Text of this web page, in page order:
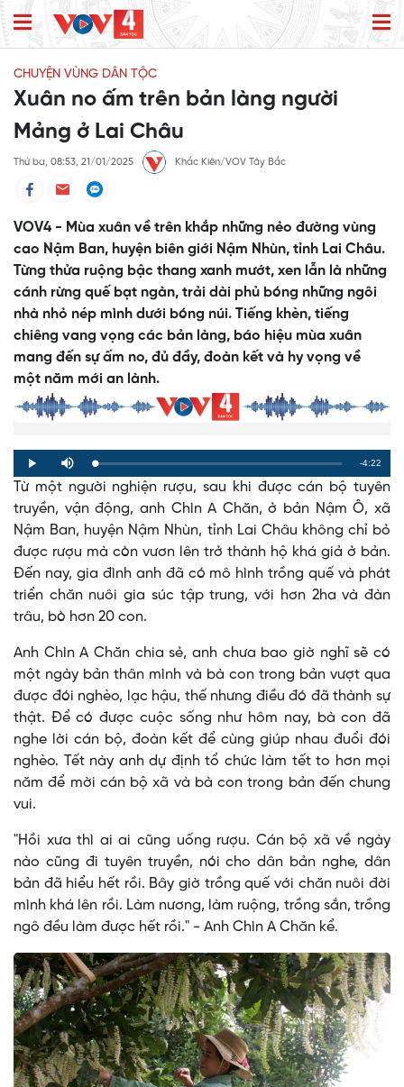
CHUYỆN VÙNG DÂN TỘC
Xuân no ấm trên bản làng người
Mảng ở Lai Châu
Thứ ba, 08:53, 21/01/2025 Khắc Kiên/VOV Tây Bắc
VOV4 - Mùa xuân về trên khắp những nẻo đường vùng
cao Nậm Ban, huyện biên giới Nậm Nhùn, tỉnh Lai Châu.
Từng thửa ruộng bậc thang xanh mướt, xen lẫn là những
cánh rừng quế bạt ngàn, trải dài phủ bóng những ngôi
nhà nhỏ nép mình dưới bóng núi. Tiếng khèn, tiếng
chiêng vang vọng các bản làng, báo hiệu mùa xuân
mang đến sự ấm no, đủ đầy, đoàn kết và hy vọng về
một năm mới an lành.
Play Mute Loaded:
0%
Progress:
0%
Remaining
Time
-4:22
Từ một người nghiện rượu, sau khi được cán bộ tuyên
truyền, vận động, anh Chìn A Chăn, ở bản Nậm Ô, xã
Nậm Ban, huyện Nậm Nhùn, tỉnh Lai Châu không chỉ bỏ
được rượu mà còn vươn lên trở thành hộ khá giả ở bản.
Đến nay, gia đình anh đã có mô hình trồng quế và phát
triển chăn nuôi gia súc tập trung, với hơn 2ha và đàn
trâu, bò hơn 20 con.
Anh Chìn A Chăn chia sẻ, anh chưa bao giờ nghĩ sẽ có
một ngày bản thân mình và bà con trong bản vượt qua
được đói nghèo, lạc hậu, thế nhưng điều đó đã thành sự
thật. Để có được cuộc sống như hôm nay, bà con đã
nghe lời cán bộ, đoàn kết để cùng giúp nhau đuổi đói
nghèo. Tết này anh dự định tổ chức làm tết to hơn mọi
năm để mời cán bộ xã và bà con trong bản đến chung
vui.
"Hồi xưa thì ai ai cũng uống rượu. Cán bộ xã về ngày
nào cũng đi tuyên truyền, nói cho dân bản nghe, dân
bản đã hiểu hết rồi. Bây giờ trồng quế với chăn nuôi đời
mình khá lên rồi. Làm nương, làm ruộng, trồng sắn, trồng
ngô đều làm được hết rồi." - Anh Chìn A Chăn kể.